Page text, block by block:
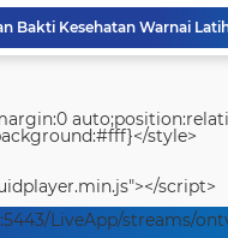
Bakti Kesehatan Warnai
Menhan RI Yakinkan
Halut tidak paham 2 (dua)
style>
script>
LiveApp/streams/